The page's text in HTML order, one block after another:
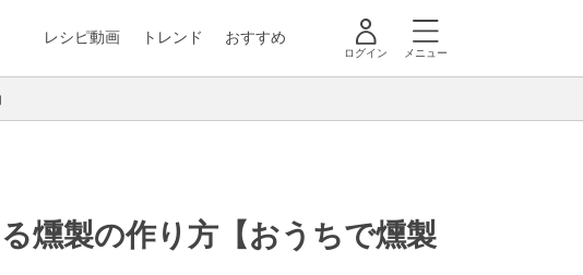
レシピ動画 トレンド おすすめ
ログイン メニュー
燻製の作り方【おうちで燻製